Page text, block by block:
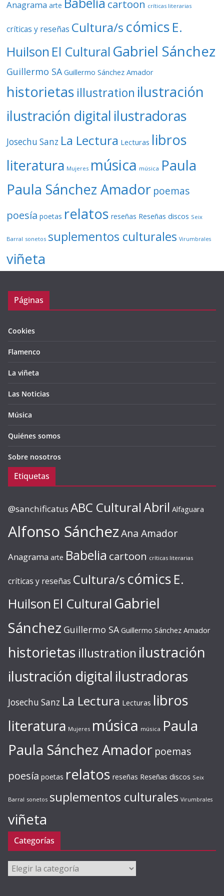
Anagrama arte cartoon críticas literarias
críticas y reseñas Cultura/s cómics E.
Huilson El Cultural Gabriel Sánchez
Guillermo SA Guillermo Sánchez Amador
historietas illustration ilustración
ilustración digital ilustradoras
Josechu Sanz La Lectura Lecturas libros
literatura Mujeres música música Paula
Paula Sánchez Amador poemas
poesía poetas relatos reseñas Reseñas discos Seix
Barral sonetos suplementos culturales Virumbrales
viñeta
Páginas
Cookies
Flamenco
La viñeta
Las Noticias
Música
Quiénes somos
Sobre nosotros
Etiquetas
@sanchificatus ABC CulturalAbril Alfaguara
Alfonso SánchezAna Amador
Anagrama arte Babelia cartoon críticas literarias
críticas y reseñas Cultura/s cómics E.
Huilson El Cultural Gabriel
Sánchez Guillermo SA Guillermo Sánchez Amador
historietas illustration ilustración
ilustración digital ilustradoras
Josechu Sanz La Lectura Lecturas libros
literatura Mujeres música música Paula
Paula Sánchez Amador poemas
poesía poetas relatos reseñas Reseñas discos Seix
Barral sonetos suplementos culturales Virumbrales
viñeta
Categorías
Categorías